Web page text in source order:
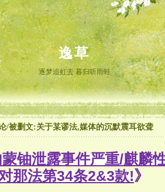
逸草
逐梦追虹去 暮归听雨蛙
/被删文:关于某谬法,媒体的沉默震耳欲聋
铀泄露事件严重/麒麟
那法第34条2&3款!》